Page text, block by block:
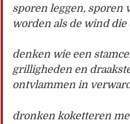
sporen leggen, sporen
worden als de wind
denken wie een
grilligheden en
ontvlammen in
dronken koketteren